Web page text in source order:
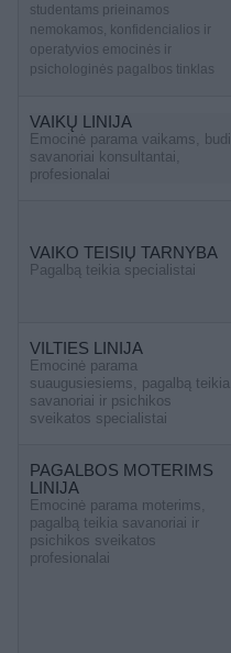
studentams prieinamos
nemokamos, konfidencialios ir
operatyvios emocinės ir
psichologinės pagalbos tinklas
VAIKŲ LINIJA
Emocinė parama vaikams, budi
savanoriai konsultantai,
profesionalai
VAIKO TEISIŲ TARNYBA
Pagalbą teikia specialistai
VILTIES LINIJA
Emocinė parama
suaugusiesiems, pagalbą teikia
savanoriai ir psichikos
sveikatos specialistai
PAGALBOS MOTERIMS
LINIJA
Emocinė parama moterims,
pagalbą teikia savanoriai ir
psichikos sveikatos
profesionalai